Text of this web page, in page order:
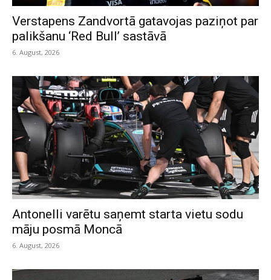
Verstapens Zandvortā gatavojas paziņot par
palikšanu ‘Red Bull’ sastāvā
6. August, 2026
Antonelli varētu saņemt starta vietu sodu
māju posmā Moncā
6. August, 2026